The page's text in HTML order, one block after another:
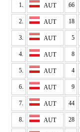
1. AUT 66
2. AUT 18
3. AUT 5
4. AUT 8
5. AUT 4
6. AUT 9
7. AUT 44
8. AUT 28